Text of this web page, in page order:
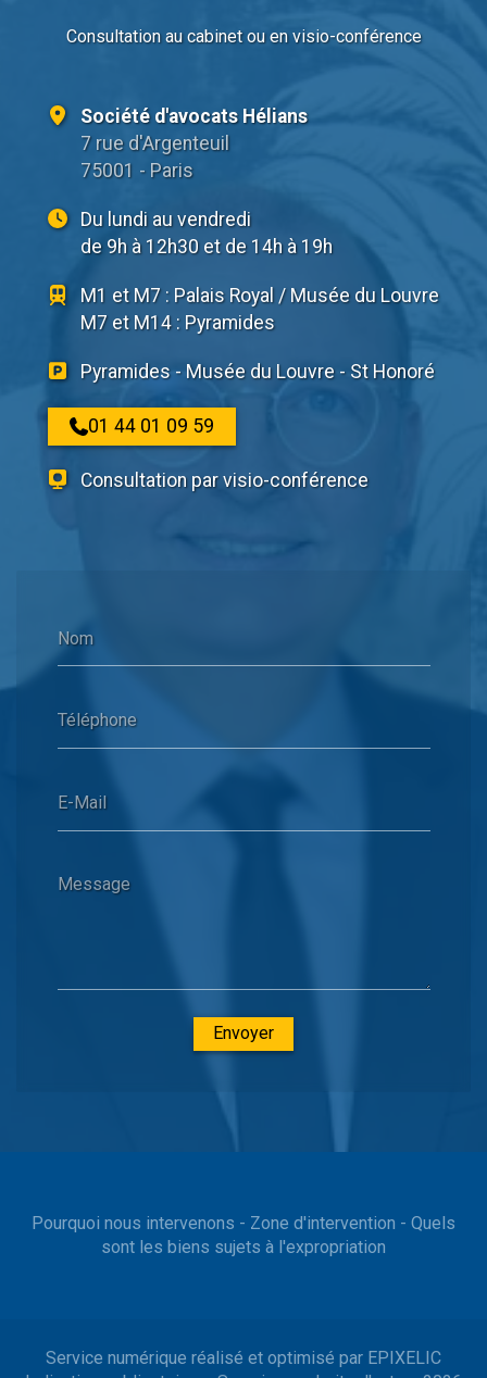
Consultation au cabinet ou en visio-conférence
Nom
Téléphone
E-Mail
Message
Envoyer
Société d'avocats Hélians
7 rue d'Argenteuil
75001 - Paris
Du lundi au vendredi
de 9h à 12h30 et de 14h à 19h
M1 et M7 : Palais Royal / Musée du Louvre
M7 et M14 : Pyramides
Pyramides - Musée du Louvre - St Honoré
01 44 01 09 59
Consultation par visio-conférence
Pourquoi nous intervenons - Zone d'intervention - Quels
sont les biens sujets à l'expropriation
Service numérique réalisé et optimisé par EPIXELIC